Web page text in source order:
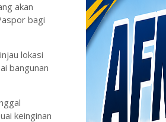
akan
bagi
lokasi
bangunan
keinginan